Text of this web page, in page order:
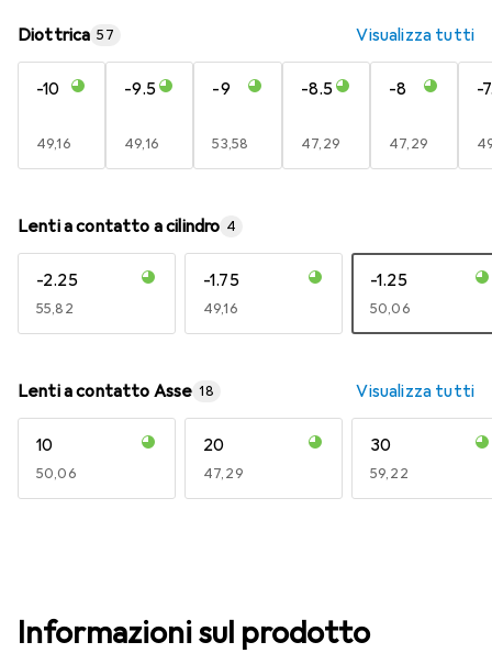
Diottrica 57 Visualizza tutti
-10
EUR
49,16
-9.5
EUR
49,16
-9
EUR
53,58
-8.5
EUR
47,29
-8
EUR
47,29
-
Lenti a contatto a cilindro 4
-2.25
EUR
55,82
-1.75
EUR
49,16
-1.25
EUR
50,06
Lenti a contatto Asse 18 Visualizza tutti
10
EUR
50,06
20
EUR
47,29
30
EUR
59,22
Informazioni sul prodotto